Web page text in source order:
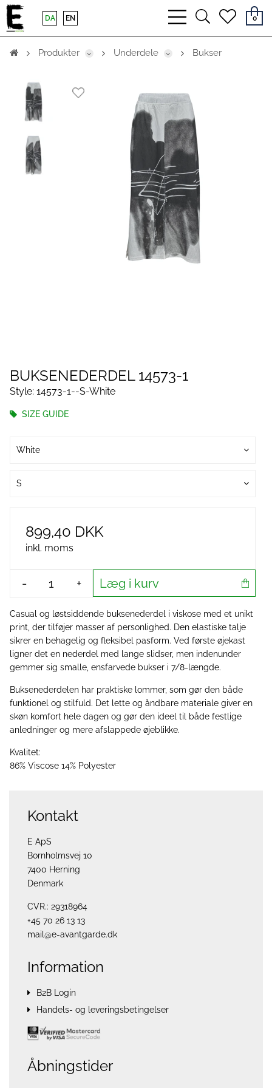
bars
light
searchheart
0
DA EN
Produkter Underdele Bukser
BUKSENEDERDEL 14573-1
Style: 14573-1--S-White
SIZE GUIDE
White
S
899,40 DKK
inkl. moms
- + Læg i kurv
Casual og løstsiddende buksenederdel i viskose med et unikt
print, der tilføjer masser af personlighed. Den elastiske talje
sikrer en behagelig og fleksibel pasform. Ved første øjekast
ligner det en nederdel med lange slidser, men indenunder
gemmer sig smalle, ensfarvede bukser i 7/8-længde.
Buksenederdelen har praktiske lommer, som gør den både
funktionel og stilfuld. Det lette og åndbare materiale giver en
skøn komfort hele dagen og gør den ideel til både festlige
anledninger og mere afslappede øjeblikke.
Kvalitet:
86% Viscose 14% Polyester
Kontakt
E ApS
Bornholmsvej 10
7400 Herning
Denmark
CVR.: 29318964
+45 70 26 13 13
mail@e-avantgarde.dk
Information
B2B Login
Handels- og leveringsbetingelser
Åbningstider